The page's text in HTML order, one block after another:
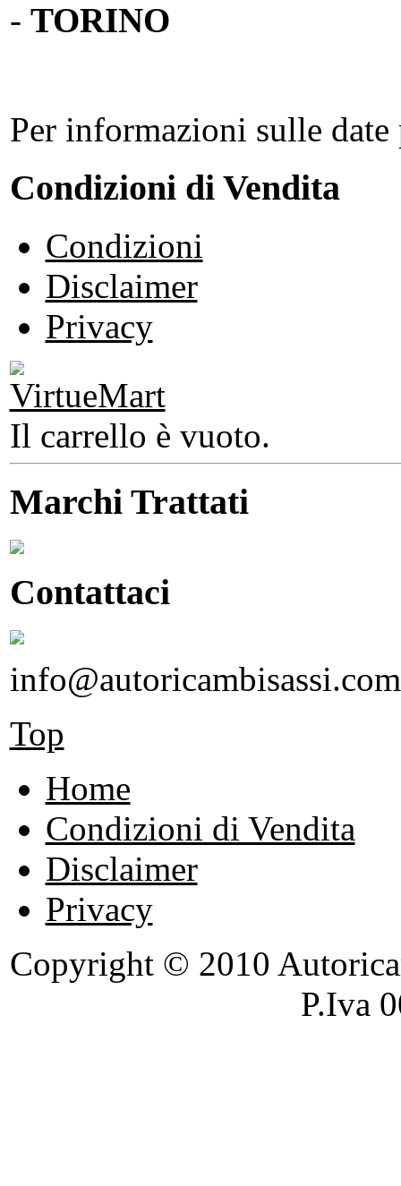
- TORINO
Per informazioni sulle
Condizioni di Vendita
Condizioni
Disclaimer
Privacy
Il carrello è vuoto.
Marchi Trattati
Contattaci
info@autoricambisassi.com
Top
Home
Condizioni di Vendita
Disclaimer
Privacy
Copyright © 2010
P.Iva